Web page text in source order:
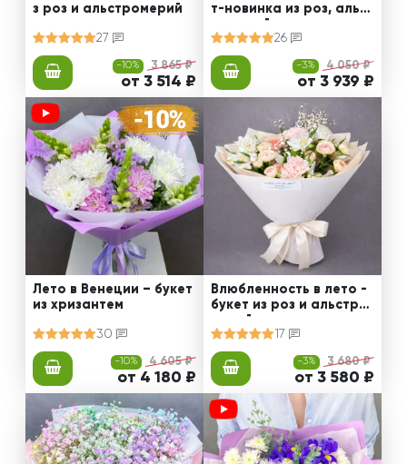
з роз и альстромерий
27
-10% 3 865 ₽
от 3 514 ₽
т-новинка из роз, альст
ромерий и калл
26
-3% 4 050 ₽
от 3 939 ₽
Лето в Венеции – букет
из хризантем
30
-10% 4 605 ₽
от 4 180 ₽
Влюбленность в лето -
букет из роз и альстро
мерий
17
-3% 3 680 ₽
от 3 580 ₽